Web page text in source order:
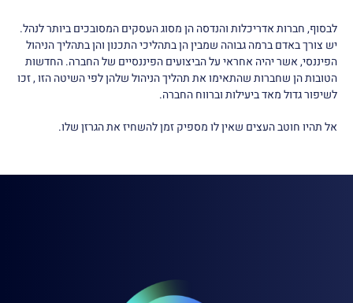
לבסוף, חברות אדריכלות והנדסה הן מסוג העסקים המסובכים ביותר לנהל.
יש צורך באדם ברמה גבוהה שמבין הן בתהליכי התכנון והן בתהליך הניהול
הפיננסי, אשר יהיה אחראי על הביצועים הפיננסיים של החברה. החדשות
הטובות הן שחברות שהתאימו את תהליך הניהול שלהן לפי השיטה הזו , זכו
לשיפור גדול מאד ביעילות וברווח החברה.
אל תהיו חוטב העצים שאין לו מספיק זמן להשחיז את הגרזן שלו.